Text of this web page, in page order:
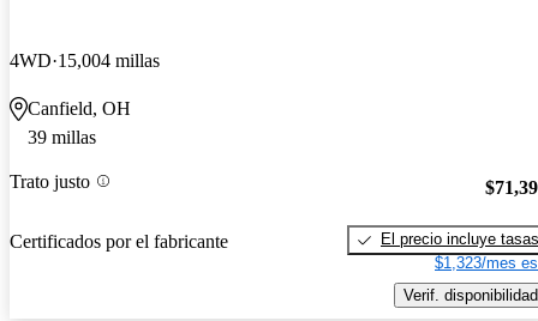
4WD 15,004 millas
Canfield, OH
39 millas
Trato justo
Certificados por el fabricante
El precio incluye tasas
$1,323/mes
Verif. disponibilidad